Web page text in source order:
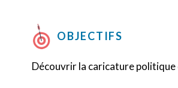
OBJECTIFS
Découvrir la caricature politique